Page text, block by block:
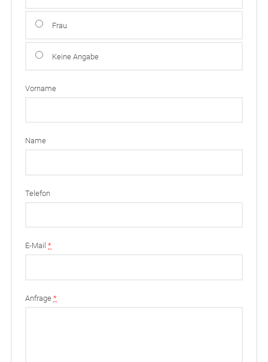
Frau
Keine Angabe
Vorname
Name
Telefon
E-Mail*
Anfrage*